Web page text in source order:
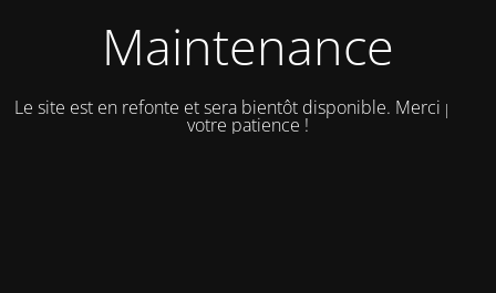
Maintenance
Le site est en refonte et sera bientôt disponible. Merci pour
votre patience !